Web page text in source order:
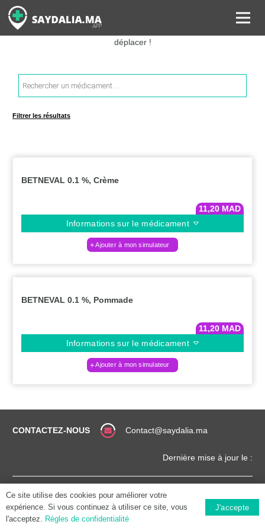
Rechercher les informations sur vos médicaments, leurs prix et
estimer ainsi le coût total de votre ordonnance, sans vous
déplacer !
Recherche
de
produits
Filtrer les résultats
BETNEVAL 0.1 %, Crème
11,20 MAD
Informations sur le médicament
Ajouter à mon simulateur
BETNEVAL 0.1 %, Pommade
11,20 MAD
Informations sur le médicament
Ajouter à mon simulateur
CONTACTEZ-NOUS Contact@saydalia.ma
Dernière mise à jour le :
GÉNÉRALES
SAYDALIA.MA
Ce site utilise des cookies pour améliorer votre
expérience. Si vous continuez à utiliser ce site, vous
l'acceptez. Règles de confidentialité
J'accepte